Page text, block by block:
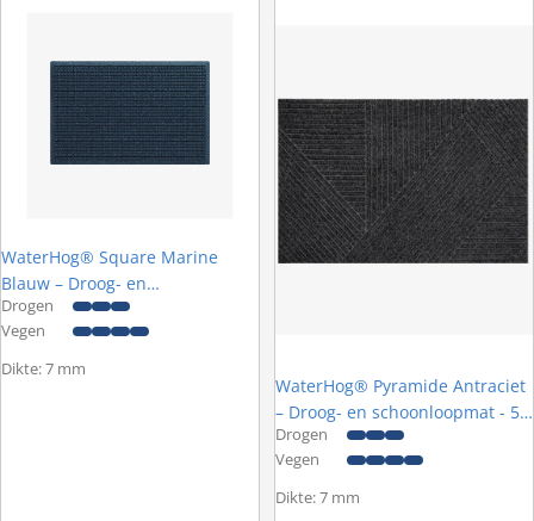
WaterHog® Square Marine
Blauw – Droog- en
schoonloopmat
Drogen
Vegen
Dikte: 7 mm
WaterHog® Pyramide Antraciet
– Droog- en schoonloopmat - 55
x 85 cm
Drogen
Vegen
Dikte: 7 mm